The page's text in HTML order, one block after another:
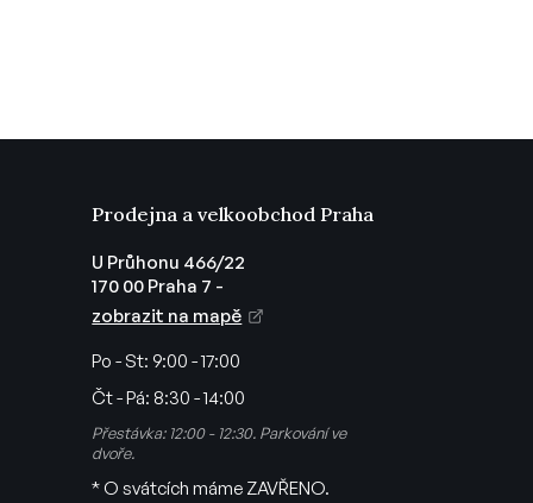
Prodejna a velkoobchod Praha
U Průhonu 466/22
170 00 Praha 7 -
zobrazit na mapě
Po - St: 9:00 - 17:00
Čt - Pá: 8:30 - 14:00
Přestávka: 12:00 - 12:30. Parkování ve
dvoře.
* O svátcích máme ZAVŘENO.